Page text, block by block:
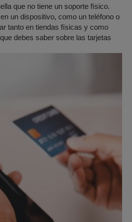
que no tiene un soporte físico.
un dispositivo, como un teléfono o
tanto en tiendas físicas y como
debes saber sobre las tarjetas